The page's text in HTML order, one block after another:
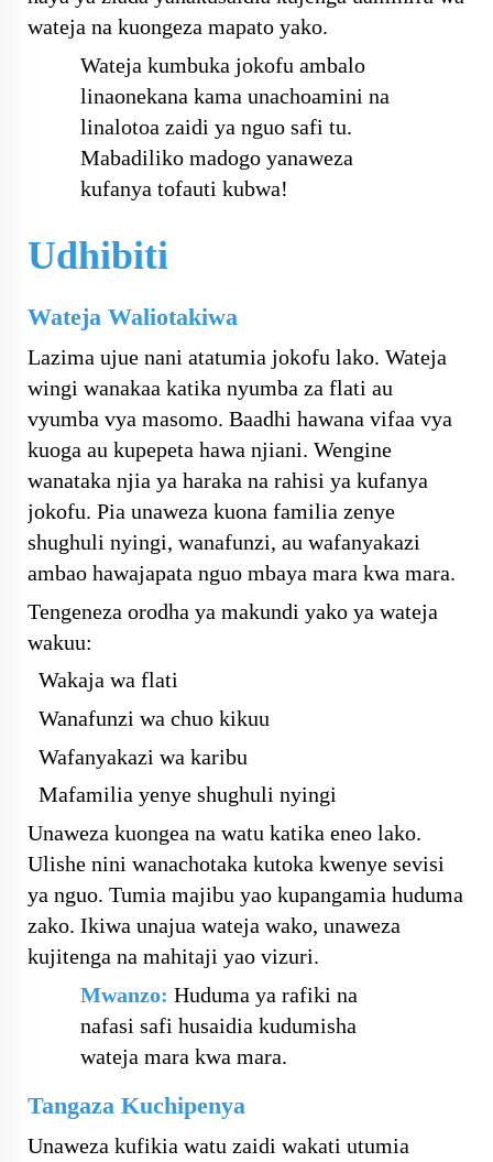
wateja na kuongeza mapato yako.
Wateja kumbuka jokofu ambalo
linaonekana kama unachoamini na
linalotoa zaidi ya nguo safi tu.
Mabadiliko madogo yanaweza
kufanya tofauti kubwa!
Udhibiti
Wateja Waliotakiwa
Lazima ujue nani atatumia jokofu lako. Wateja
wingi wanakaa katika nyumba za flati au
vyumba vya masomo. Baadhi hawana vifaa vya
kuoga au kupepeta hawa njiani. Wengine
wanataka njia ya haraka na rahisi ya kufanya
jokofu. Pia unaweza kuona familia zenye
shughuli nyingi, wanafunzi, au wafanyakazi
ambao hawajapata nguo mbaya mara kwa mara.
Tengeneza orodha ya makundi yako ya wateja
wakuu:
Wakaja wa flati
Wanafunzi wa chuo kikuu
Wafanyakazi wa karibu
Mafamilia yenye shughuli nyingi
Unaweza kuongea na watu katika eneo lako.
Ulishe nini wanachotaka kutoka kwenye sevisi
ya nguo. Tumia majibu yao kupangamia huduma
zako. Ikiwa unajua wateja wako, unaweza
kujitenga na mahitaji yao vizuri.
Mwanzo: Huduma ya rafiki na
nafasi safi husaidia kudumisha
wateja mara kwa mara.
Tangaza Kuchipenya
Unaweza kufikia watu zaidi wakati utumia